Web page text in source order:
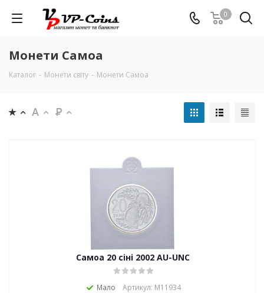
0
Монети Самоа
Каталог - Монети світу - Монети Самоа
Самоа 20 сіні 2002 AU-UNC
Мало Артикул: М11934